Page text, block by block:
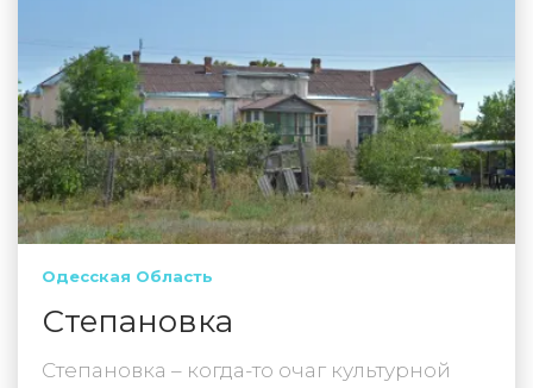
Одесская Область
Степановка
Степановка – когда-то очаг культурной